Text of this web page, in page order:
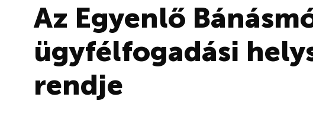
Az Egyenlő
ügyfélfogadási
rendje